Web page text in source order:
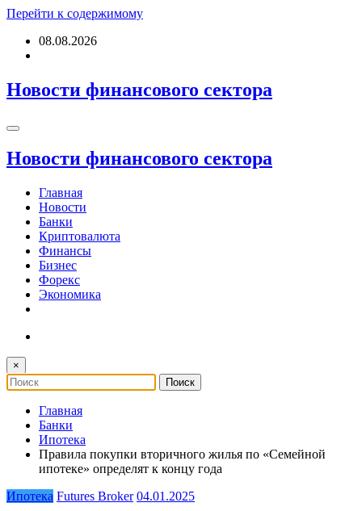
Перейти к содержимому
08.08.2026
Новости финансового сектора
Новости финансового сектора
Главная
Новости
Банки
Криптовалюта
Финансы
Бизнес
Форекс
Экономика
×
Главная
Банки
Ипотека
Правила покупки вторичного жилья по «Семейной
ипотеке» определят к концу года
Ипотека Futures Broker 04.01.2025